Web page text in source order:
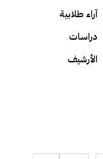
آراء طلابية
دراسات
الأرشيف